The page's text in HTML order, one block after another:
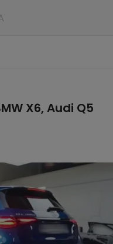
X6, Audi Q5